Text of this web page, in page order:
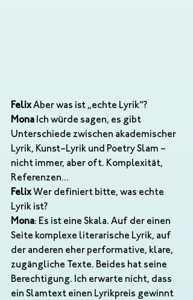
Felix Aber was ist „echte Lyrik“?
Mona Ich würde sagen, es gibt
Unterschiede zwischen akademischer
Lyrik, Kunst–Lyrik und Poetry Slam –
nicht immer, aber oft. Komplexität,
Referenzen...
Felix Wer definiert bitte, was echte
Lyrik ist?
Mona: Es ist eine Skala. Auf der einen
Seite komplexe literarische Lyrik, auf
der anderen eher performative, klare,
zugängliche Texte. Beides hat seine
Berechtigung. Ich erwarte nicht, dass
ein Slamtext einen Lyrikpreis gewinnt